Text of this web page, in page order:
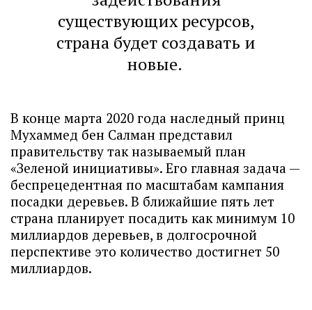
существующих ресурсов,
страна будет создавать и
новые.
В конце марта 2020 года наследный принц
Мухаммед бен Салман представил
правительству так называемый план
«Зеленой инициативы». Его главная задача —
беспрецедентная по масштабам кампания
посадки деревьев. В ближайшие пять лет
страна планирует посадить как минимум 10
миллиардов деревьев, в долгосрочной
перспективе это количество достигнет 50
миллиардов.